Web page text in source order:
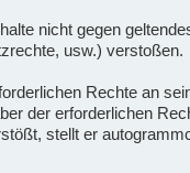
nicht gegen
usw.) verstoßen.
Rechte an
der erforderlichen
stellt er